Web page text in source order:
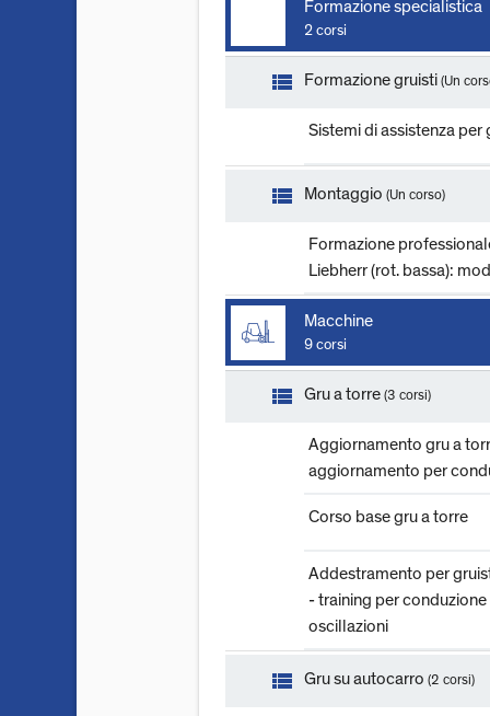
Formazione specialistica
2 corsi
view_list Formazione gruisti (Un
Sistemi di assistenza per
view_list Montaggio (Un corso)
Formazione
Liebherr (rot. bassa):
Macchine
9 corsi
view_list Gru a torre (3 corsi)
Aggiornamento gru a
aggiornamento per
Corso base gru a torre
Addestramento per
- training per
oscillazioni
view_list Gru su autocarro (2 corsi)